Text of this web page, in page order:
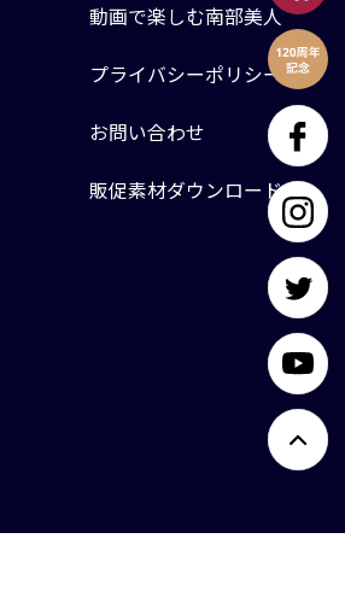
動画で楽しむ南部美人
プライバシーポリシー
お問い合わせ
販促素材ダウンロード